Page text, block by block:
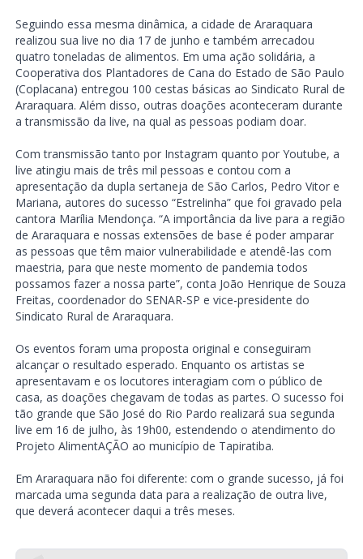
Seguindo essa mesma dinâmica, a cidade de Araraquara
realizou sua live no dia 17 de junho e também arrecadou
quatro toneladas de alimentos. Em uma ação solidária, a
Cooperativa dos Plantadores de Cana do Estado de São Paulo
(Coplacana) entregou 100 cestas básicas ao Sindicato Rural de
Araraquara. Além disso, outras doações aconteceram durante
a transmissão da live, na qual as pessoas podiam doar.
Com transmissão tanto por Instagram quanto por Youtube, a
live atingiu mais de três mil pessoas e contou com a
apresentação da dupla sertaneja de São Carlos, Pedro Vitor e
Mariana, autores do sucesso “Estrelinha” que foi gravado pela
cantora Marília Mendonça. “A importância da live para a região
de Araraquara e nossas extensões de base é poder amparar
as pessoas que têm maior vulnerabilidade e atendê-las com
maestria, para que neste momento de pandemia todos
possamos fazer a nossa parte”, conta João Henrique de Souza
Freitas, coordenador do SENAR-SP e vice-presidente do
Sindicato Rural de Araraquara.
Os eventos foram uma proposta original e conseguiram
alcançar o resultado esperado. Enquanto os artistas se
apresentavam e os locutores interagiam com o público de
casa, as doações chegavam de todas as partes. O sucesso foi
tão grande que São José do Rio Pardo realizará sua segunda
live em 16 de julho, às 19h00, estendendo o atendimento do
Projeto AlimentAÇÃO ao município de Tapiratiba.
Em Araraquara não foi diferente: com o grande sucesso, já foi
marcada uma segunda data para a realização de outra live,
que deverá acontecer daqui a três meses.